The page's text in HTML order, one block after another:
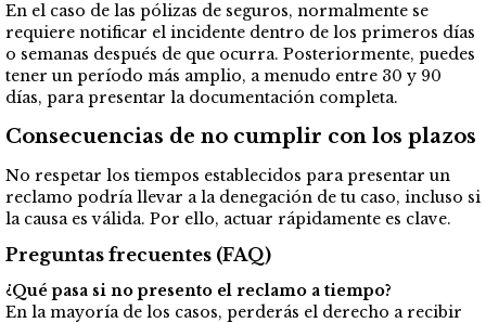
En el caso de las pólizas de seguros, normalmente se
requiere notificar el incidente dentro de los primeros días
o semanas después de que ocurra. Posteriormente, puedes
tener un período más amplio, a menudo entre 30 y 90
días, para presentar la documentación completa.
Consecuencias de no cumplir con los plazos
No respetar los tiempos establecidos para presentar un
reclamo podría llevar a la denegación de tu caso, incluso si
la causa es válida. Por ello, actuar rápidamente es clave.
Preguntas frecuentes (FAQ)
¿Qué pasa si no presento el reclamo a tiempo?
En la mayoría de los casos, perderás el derecho a recibir